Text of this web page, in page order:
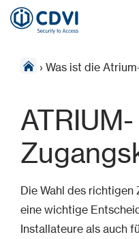
› Was ist die
ATRIUM-
Die Wahl des
eine wichtige
Installateure als auch